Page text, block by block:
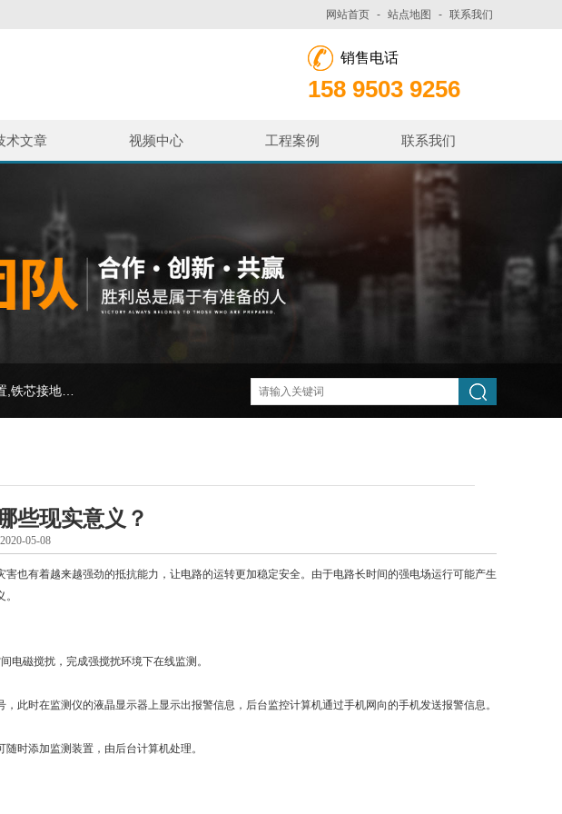
网站首页 - 站点地图 - 联系我们
销售电话
158 9503 9256
术文章 视频中心 工程案例 联系我们
些现实意义？
05-08
有着越来越强劲的抵抗能力，让电路的运转更加稳定安全。由于电路长时间的强电场运行可能产生
磁搅扰，完成强搅扰环境下在线监测。
时在监测仪的液晶显示器上显示出报警信息，后台监控计算机通过手机网向的手机发送报警信息。
时添加监测装置，由后台计算机处理。